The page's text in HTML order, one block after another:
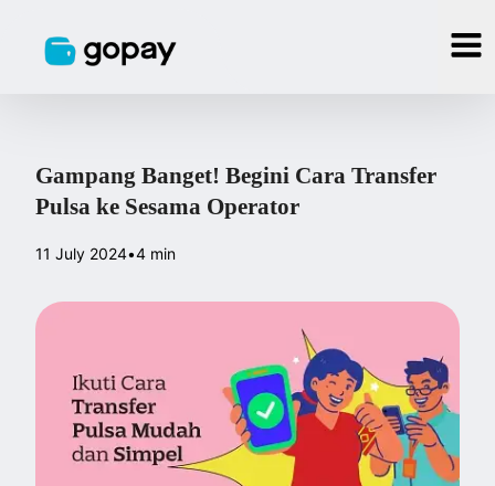
Gampang Banget! Begini Cara Transfer
Pulsa ke Sesama Operator
11 July 2024•4 min